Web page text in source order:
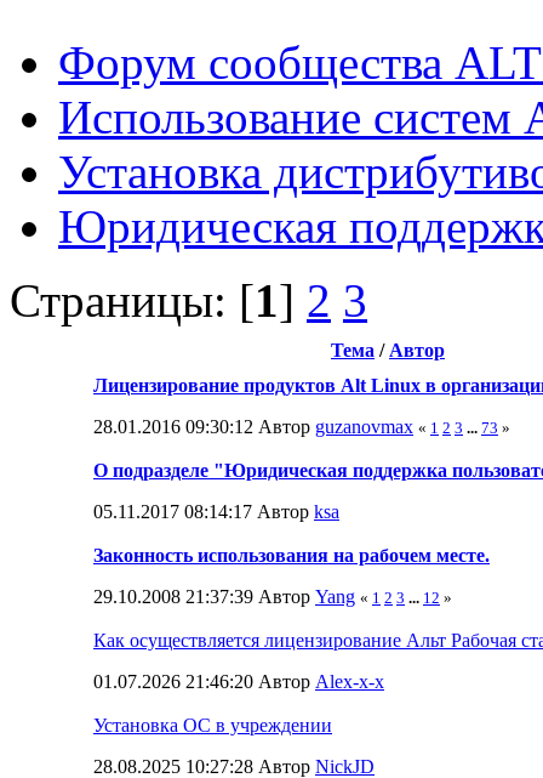
Форум сообщества
Использование систем
Установка
Юридическая
Страницы: [1] 2 3
Тема / Автор
Лицензирование продуктов Alt Linux в
28.01.2016 09:30:12 Автор guzanovmax « 1 2 3 ... 73 »
О подразделе "Юридическая поддержка
05.11.2017 08:14:17 Автор ksa
Законность использования на рабочем месте.
29.10.2008 21:37:39 Автор Yang « 1 2 3 ... 12 »
Как осуществляется лицензирование Альт Рабочая
01.07.2026 21:46:20 Автор Alex-x-x
Установка ОС в учреждении
28.08.2025 10:27:28 Автор NickJD